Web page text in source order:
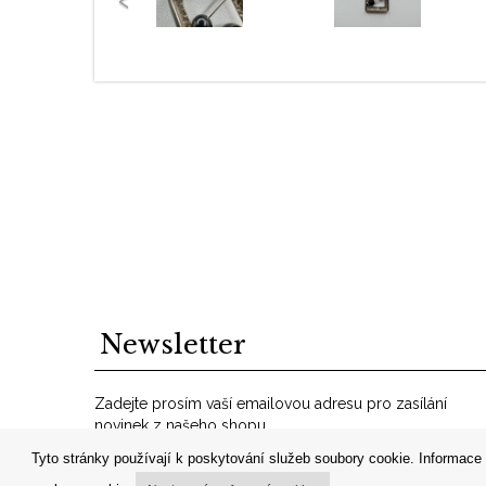
Tyto stránky používají k poskytování služeb soubory cookie.
Newsletter
Zadejte prosím vaší emailovou adresu pro zasílání
novinek z našeho shopu.
VáĹˇ
OK